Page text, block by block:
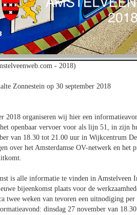
- 2018)
Zonnestein op 30 september 2018
2018 organiseren wij hier een
openbaar vervoer voor als lijn 51, in zijn
van 18.30 tot 21.00 uur in Wijkcentrum
over het Amsterdamse OV-netwerk en
is alle informatie te vinden in
bijeenkomst plaats voor de
twee weken van tevoren een uitnodiging
dinsdag 27 november van